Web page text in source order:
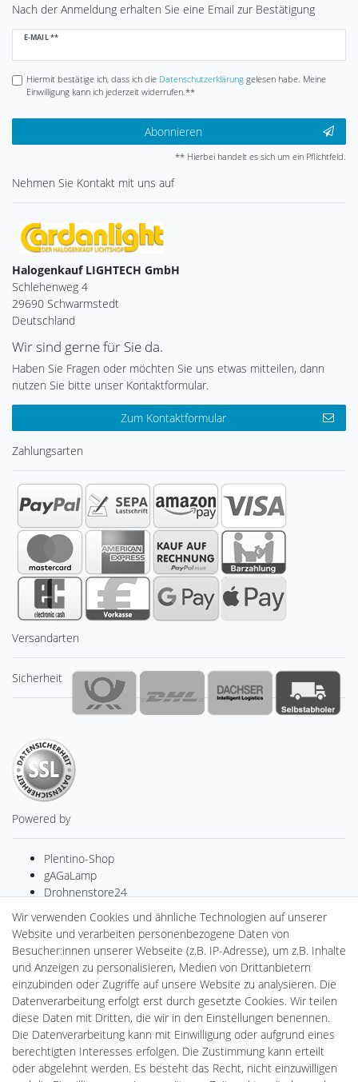
Nach der Anmeldung erhalten Sie eine Email zur Bestätigung
E-MAIL **
Newsletter
Hiermit bestätige ich, dass ich die Daten­schutz­erklärunggelesen habe. Meine
Einwilligung kann ich jederzeit widerrufen.**
Abonnieren
** Hierbei handelt es sich um ein Pflichtfeld.
Nehmen Sie Kontakt mit uns auf
Halogenkauf LIGHTECH GmbH
Schlehenweg 4
29690 Schwarmstedt
Deutschland
Wir sind gerne für Sie da.
Haben Sie Fragen oder möchten Sie uns etwas mitteilen, dann
nutzen Sie bitte unser Kontaktformular.
Zum Kontaktformular
Zahlungsarten
Versandarten
Sicherheit
Powered by
Plentino-Shop
gAGaLamp
Drohnenstore24
MeinUSB
Batteriespeicher
PlentiSolar
Gebrauchtlicht
Ledkauf
DEYESOLAR
Lightech Connect
CardanLight Europe
FORTIMO LEDs
LED-RETROSHOP
Wallbox24
Wir verwenden Cookies und ähnliche Technologien auf unserer
Website und verarbeiten personenbezogene Daten von
Besucher:innen unserer Webseite (z.B. IP-Adresse), um z.B. Inhalte
und Anzeigen zu personalisieren, Medien von Drittanbietern
einzubinden oder Zugriffe auf unsere Website zu analysieren. Die
Datenverarbeitung erfolgt erst durch gesetzte Cookies. Wir teilen
diese Daten mit Dritten, die wir in den Einstellungen benennen.
Die Datenverarbeitung kann mit Einwilligung oder aufgrund eines
berechtigten Interesses erfolgen. Die Zustimmung kann erteilt
oder abgelehnt werden. Es besteht das Recht, nicht einzuwilligen